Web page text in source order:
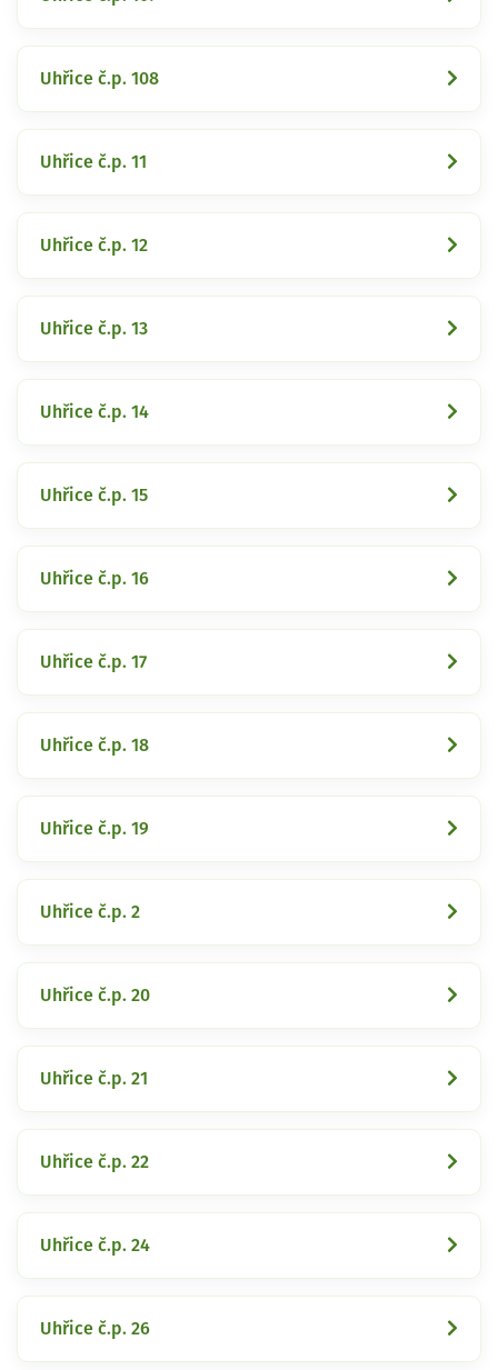
Uhřice č.p. 108
Uhřice č.p. 11
Uhřice č.p. 12
Uhřice č.p. 13
Uhřice č.p. 14
Uhřice č.p. 15
Uhřice č.p. 16
Uhřice č.p. 17
Uhřice č.p. 18
Uhřice č.p. 19
Uhřice č.p. 2
Uhřice č.p. 20
Uhřice č.p. 21
Uhřice č.p. 22
Uhřice č.p. 24
Uhřice č.p. 26